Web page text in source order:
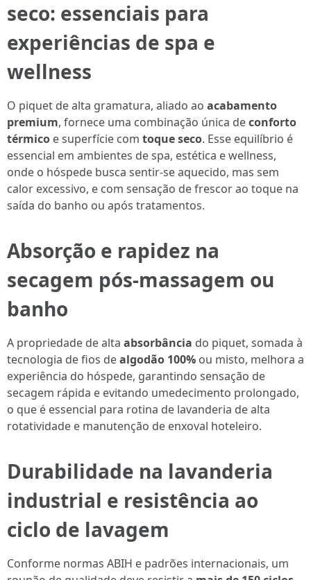
seco: essenciais para
experiências de spa e
wellness
O piquet de alta gramatura, aliado ao acabamento
premium, fornece uma combinação única deconforto
térmico e superfície com toque seco. Esse equilíbrio é
essencial em ambientes de spa, estética e wellness,
onde o hóspede busca sentir-se aquecido, mas sem
calor excessivo, e com sensação de frescor ao toque na
saída do banho ou após tratamentos.
Absorção e rapidez na
secagem pós-massagem ou
banho
A propriedade de alta absorbância do piquet, somada à
tecnologia de fios dealgodão 100% ou misto, melhora a
experiência do hóspede, garantindo sensação de
secagem rápida e evitando umedecimento prolongado,
o que é essencial para rotina de lavanderia de alta
rotatividade e manutenção de enxoval hoteleiro.
Durabilidade na lavanderia
industrial e resistência ao
ciclo de lavagem
Conforme normas ABIH e padrões internacionais, um